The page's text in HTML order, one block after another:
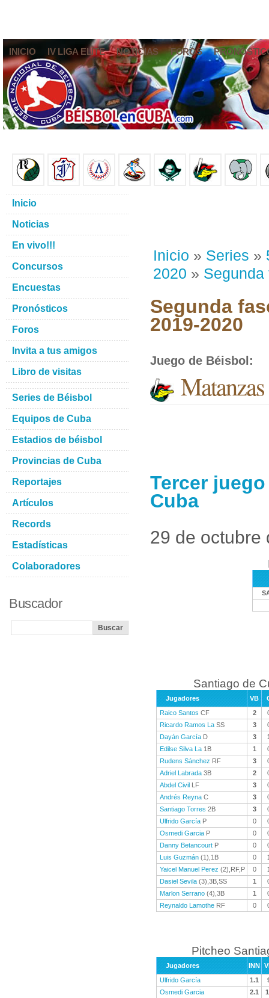
INICIO IV LIGA ELITE NOTICIAS FOROS
Inicio » Series »
2020 » Segunda
Segunda
2019-2020
Juego de Béisbol :
Tercer
Cuba
29 de octubre
Santiago de
Jugadores VB
Raico Santos CF 2
Ricardo Ramos La SS 3
Dayán García D 3
Edilse Silva La 1B 1
Rudens Sánchez RF 3
Adriel Labrada 3B 2
Abdel Civil LF 3
Andrés Reyna C 3
Santiago Torres 2B 3
Ulfrido García P 0
Osmedi Garcia P 0
Danny Betancourt P 0
Luis Guzmán (1),1B 0
Yaicel Manuel Perez (2),RF,P 0
Dasiel Sevila (3),3B,SS 1
Marlon Serrano (4),3B 1
Reynaldo Lamothe RF 0
Pitcheo
Jugadores INN
Ulfrido García
1.1
Osmedi Garcia
2.1
Inicio
Noticias
En vivo!!!
Concursos
Encuestas
Pronósticos
Foros
Invita a tus amigos
Libro de visitas
Series de Béisbol
Equipos de Cuba
Estadios de béisbol
Provincias de Cuba
Reportajes
Artículos
Records
Estadísticas
Colaboradores
Buscador